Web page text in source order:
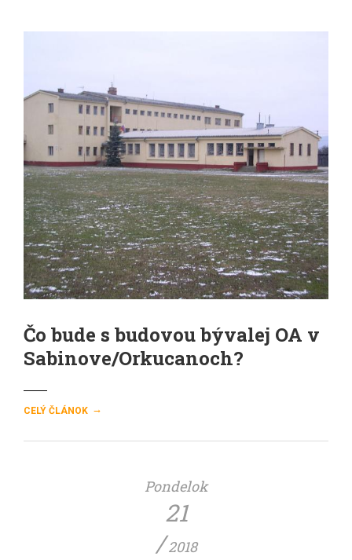
Čo bude s budovou bývalej OA v
Sabinove/Orkucanoch?
CELÝ ČLÁNOK →
Pondelok
21
/2018